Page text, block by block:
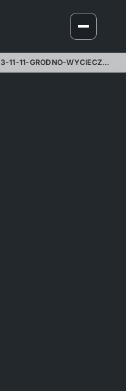
HQ_2023-11-11-GRODNO-WYCIECZKA-MRDRONOTRIP1-DJI_20231111101900_0120_D-Enhanced-NR-101900_70 mm